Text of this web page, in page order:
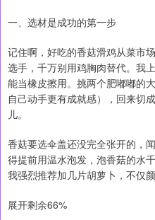
一、选材是成功的第一步
记住啊，好吃的香菇滑鸡从菜市
选手，千万别用鸡胸肉替代。我
能当橡皮擦用。挑两个肥嘟嘟的
自己动手更有成就感），回来切
儿。
香菇要选伞盖还没完全张开的，
得提前用温水泡发，泡香菇的水
我强烈推荐加几片胡萝卜，不仅
展开剩余66%